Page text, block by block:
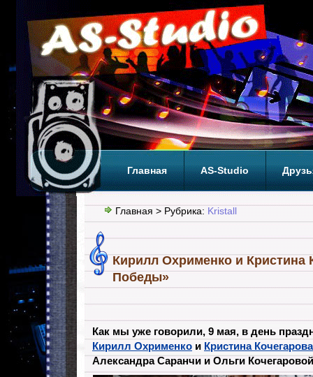
Главная AS-Studio
Теги ТОП
Главная > Рубрика: Kristall
Кирилл Охрименко и Кристина
Победы»
Как мы уже говорили, 9 мая, в день
Кирилл Охрименко и Кристина Кочегарова
Александра Саранчи и Ольги